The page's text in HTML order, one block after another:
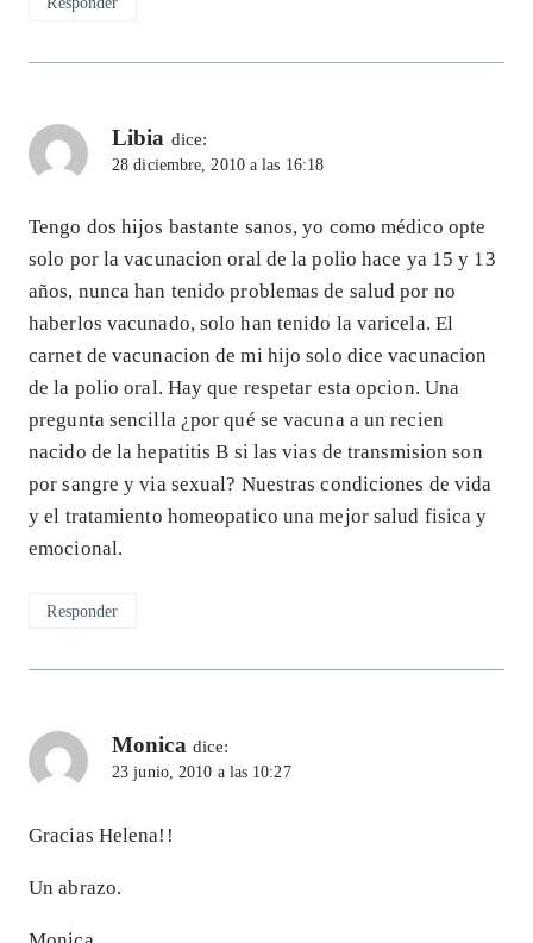
Libia dice:
28 diciembre, 2010 a las 16:18
Tengo dos hijos bastante sanos, yo como médico opte
solo por la vacunacion oral de la polio hace ya 15 y 13
años, nunca han tenido problemas de salud por no
haberlos vacunado, solo han tenido la varicela. El
carnet de vacunacion de mi hijo solo dice vacunacion
de la polio oral. Hay que respetar esta opcion. Una
pregunta sencilla ¿por qué se vacuna a un recien
nacido de la hepatitis B si las vias de transmision son
por sangre y via sexual? Nuestras condiciones de vida
y el tratamiento homeopatico una mejor salud fisica y
emocional.
Responder
Monica dice:
23 junio, 2010 a las 10:27
Gracias Helena!!
Un abrazo.